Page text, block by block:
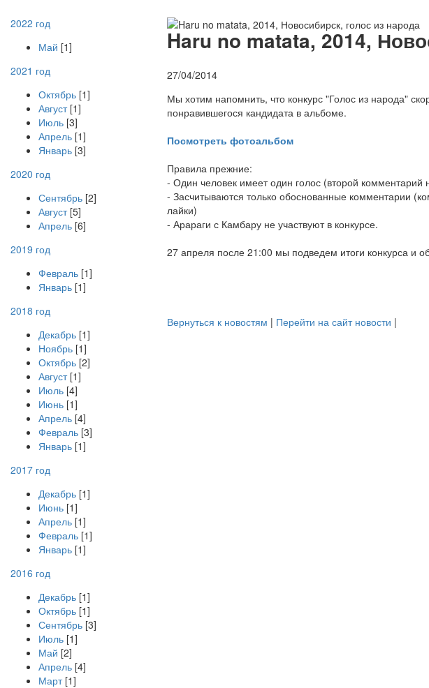
2022 год
Май [1]
2021 год
Октябрь [1]
Август[1]
Июль [3]
Апрель [1]
Январь [3]
2020 год
Сентябрь [2]
Август[5]
Апрель [6]
2019 год
Февраль [1]
Январь [1]
2018 год
Декабрь [1]
Ноябрь [1]
Октябрь [2]
Август[1]
Июль [4]
Июнь [1]
Апрель [4]
Февраль [3]
Январь [1]
2017 год
Декабрь [1]
Июнь [1]
Апрель [1]
Февраль [1]
Январь [1]
2016 год
Декабрь [1]
Октябрь [1]
Сентябрь [3]
Июль [1]
Май [2]
Апрель [4]
Март[1]
Haru no matata, 2014,
27/04/2014
Мы хотим напомнить, что конкурс "Голос из народа"
понравившегося кандидата в альбоме.
Посмотреть фотоальбом
Правила прежние:
- Один человек имеет один голос (второй комментарий
- Засчитываются только обоснованные комментарии
лайки)
- Арараги с Камбару не участвуют в конкурсе.
27 апреля после 21:00 мы подведем итоги конкурса и
Вернуться к новостям | Перейти на сайт новости |